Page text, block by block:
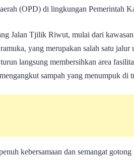
(OPD) di lingkungan Pemerintah
Jalan Tjilik Riwut, mulai dari
yang merupakan salah satu jalur
langsung membersihkan area
sampah yang menumpuk di
kebersamaan dan semangat